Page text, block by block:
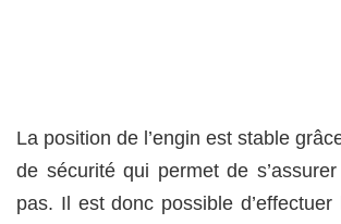
La position de l’engin est stable
de sécurité qui permet de
pas. Il est donc possible